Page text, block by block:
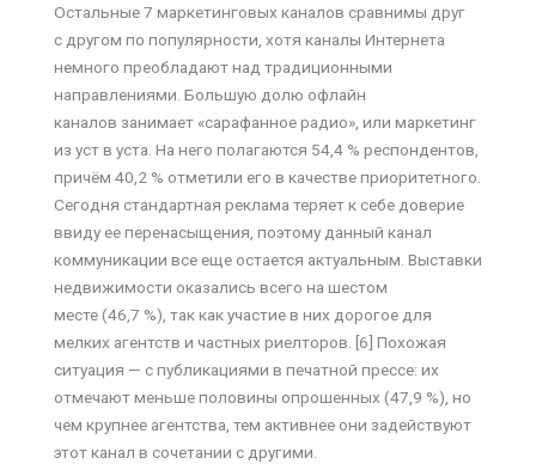
Остальные 7 маркетинговых каналов сравнимы друг
с другом по популярности, хотя каналы Интернета
немного преобладают над традиционными
направлениями. Большую долю офлайн
каналов занимает «сарафанное радио», или маркетинг
из уст в уста. На него полагаются 54,4 % респондентов,
причём 40,2 % отметили его в качестве приоритетного.
Сегодня стандартная реклама теряет к себе доверие
ввиду ее перенасыщения, поэтому данный канал
коммуникации все еще остается актуальным. Выставки
недвижимости оказались всего на шестом
месте (46,7 %), так как участие в них дорогое для
мелких агентств и частных риелторов. [6] Похожая
ситуация — с публикациями в печатной прессе: их
отмечают меньше половины опрошенных (47,9 %), но
чем крупнее агентства, тем активнее они задействуют
этот канал в сочетании с другими.